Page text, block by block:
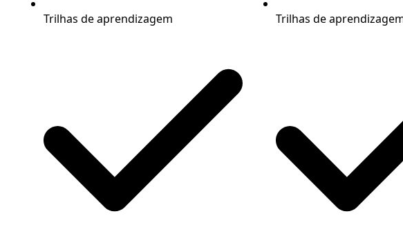
Trilhas de aprendizagem Trilhas de